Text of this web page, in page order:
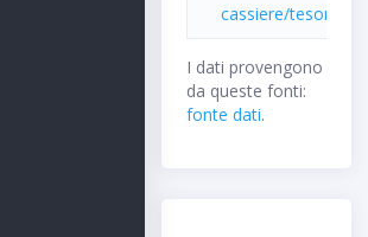
cassiere/tesoriere)
I dati provengono
da queste fonti:
fonte dati.